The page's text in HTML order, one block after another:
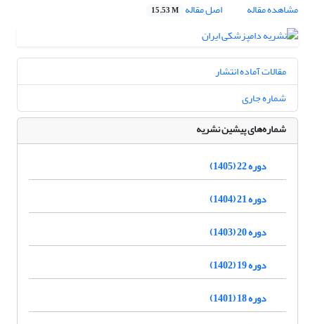
مشاهده مقاله
اصل مقاله 15.53 M
مقالات آماده انتشار
شماره جاری
شماره‌های پیشین نشریه
دوره 22 (1405)
دوره 21 (1404)
دوره 20 (1403)
دوره 19 (1402)
دوره 18 (1401)